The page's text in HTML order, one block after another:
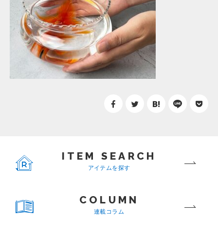
ITEM SEARCH
アイテムを探す
COLUMN
連載コラム